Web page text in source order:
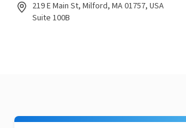
219 E Main St, Milford, MA 01757, USA
Suite 100B